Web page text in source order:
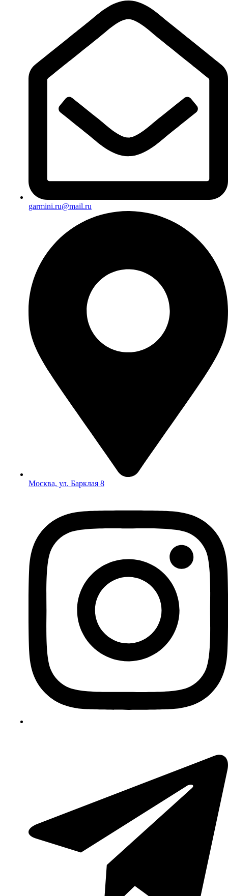
garmini.ru@mail.ru
Москва, ул. Барклая 8